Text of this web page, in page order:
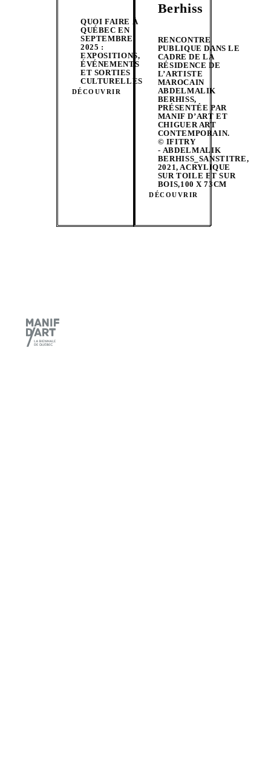
QUOI FAIRE À
QUÉBEC EN
SEPTEMBRE
2025 :
EXPOSITIONS,
ÉVÉNEMENTS
ET SORTIES
CULTURELLES
DÉCOUVRIR
Berhiss
RENCONTRE
PUBLIQUE DANS LE
CADRE DE LA
RÉSIDENCE DE
L’ARTISTE
MAROCAIN
ABDELMALIK
BERHISS,
PRÉSENTÉE PAR
MANIF D’ART ET
CHIGUER ART
CONTEMPORAIN.
© IFITRY
- ABDELMALIK
BERHISS_SANSTITRE,
2021, ACRYLIQUE
SUR TOILE ET SUR
BOIS,100 X 73CM
DÉCOUVRIR